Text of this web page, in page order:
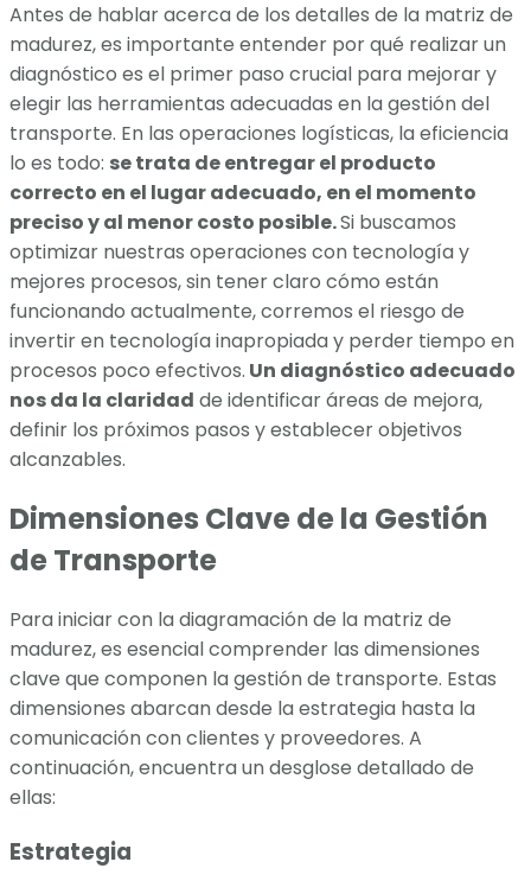
Antes de hablar acerca de los detalles de la matriz de
madurez, es importante entender por qué realizar un
diagnóstico es el primer paso crucial para mejorar y
elegir las herramientas adecuadas en la gestión del
transporte. En las operaciones logísticas, la eficiencia
lo es todo: se trata de entregar el producto
correcto en el lugar adecuado, en el momento
preciso y al menor costo posible.Si buscamos
optimizar nuestras operaciones con tecnología y
mejores procesos, sin tener claro cómo están
funcionando actualmente, corremos el riesgo de
invertir en tecnología inapropiada y perder tiempo en
procesos poco efectivos. Un diagnóstico adecuado
nos da la claridad de identificar áreas de mejora,
definir los próximos pasos y establecer objetivos
alcanzables.
Dimensiones Clave de la Gestión
de Transporte
Para iniciar con la diagramación de la matriz de
madurez, es esencial comprender las dimensiones
clave que componen la gestión de transporte. Estas
dimensiones abarcan desde la estrategia hasta la
comunicación con clientes y proveedores. A
continuación, encuentra un desglose detallado de
ellas:
Estrategia